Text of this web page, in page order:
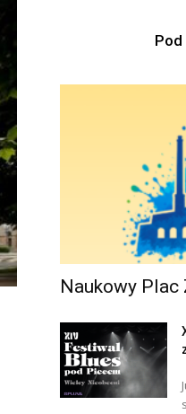
Naukowy Plac